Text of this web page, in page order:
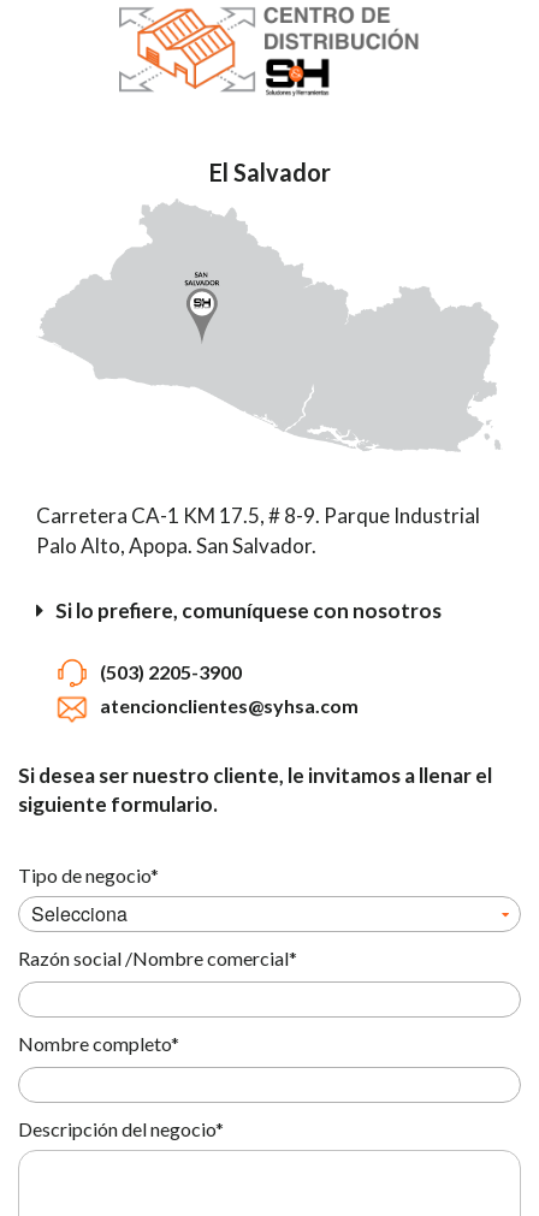
El Salvador
Carretera CA-1 KM 17.5, # 8-9. Parque Industrial
Palo Alto, Apopa. San Salvador.
Si lo prefiere, comuníquese con nosotros
(503) 2205-3900
atencionclientes@syhsa.com
Si desea ser nuestro cliente, le invitamos a llenar el
siguiente formulario.
Tipo de negocio*
Razón social /Nombre comercial*
Nombre completo*
Descripción del negocio*